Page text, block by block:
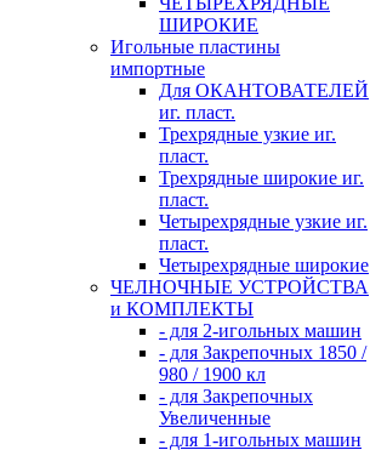
ШИРОКИЕ
Игольные пластины
импортные
Для ОКАНТОВАТЕЛЕЙ
иг. пласт.
Трехрядные узкие иг.
пласт.
Трехрядные широкие иг.
пласт.
Четырехрядные узкие иг.
пласт.
Четырехрядные широкие
ЧЕЛНОЧНЫЕ УСТРОЙСТВА
и КОМПЛЕКТЫ
- для 2-игольных машин
- для Закрепочных 1850 /
980 / 1900 кл
- для Закрепочных
Увеличенные
- для 1-игольных машин